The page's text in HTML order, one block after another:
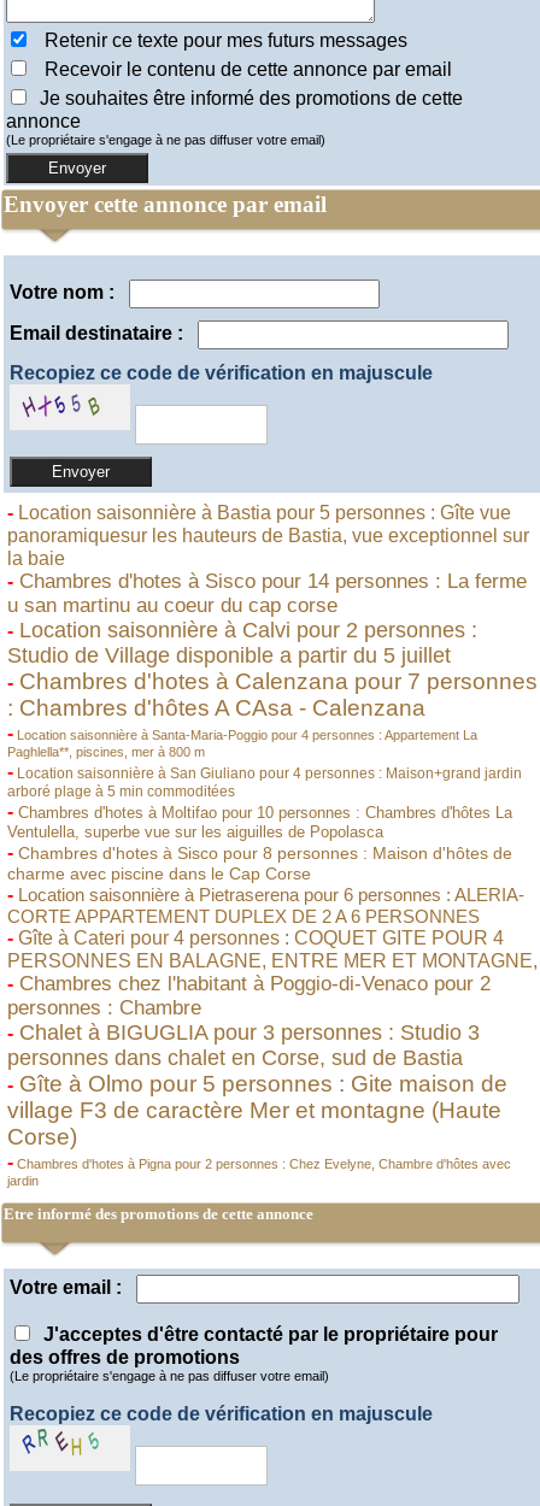
Retenir ce texte pour mes futurs messages
Recevoir le contenu de cette annonce par email
Je souhaites être informé des promotions de cette
annonce
(Le propriétaire s'engage à ne pas diffuser votre email)
Envoyer cette annonce par email
Votre nom :
Email destinataire :
Recopiez ce code de vérification en majuscule
- Location saisonnière à Bastia pour 5 personnes : Gîte vue
panoramiquesur les hauteurs de Bastia, vue exceptionnel sur
la baie
- Chambres d'hotes à Sisco pour 14 personnes : La ferme
u san martinu au coeur du cap corse
- Location saisonnière à Calvi pour 2 personnes :
Studio de Village disponible a partir du 5 juillet
- Chambres d'hotes à Calenzana pour 7 personnes
: Chambres d'hôtes A CAsa - Calenzana
- Location saisonnière à Santa-Maria-Poggio pour 4 personnes : Appartement La
Paghlella**, piscines, mer à 800 m
- Location saisonnière à San Giuliano pour 4 personnes : Maison+grand jardin
arboré plage à 5 min commoditées
- Chambres d'hotes à Moltifao pour 10 personnes : Chambres d'hôtes La
Ventulella, superbe vue sur les aiguilles de Popolasca
- Chambres d'hotes à Sisco pour 8 personnes : Maison d'hôtes de
charme avec piscine dans le Cap Corse
- Location saisonnière à Pietraserena pour 6 personnes : ALERIA-
CORTE APPARTEMENT DUPLEX DE 2 A 6 PERSONNES
- Gîte à Cateri pour 4 personnes : COQUET GITE POUR 4
PERSONNES EN BALAGNE, ENTRE MER ET MONTAGNE,
- Chambres chez l'habitant à Poggio-di-Venaco pour 2
personnes : Chambre
- Chalet à BIGUGLIA pour 3 personnes : Studio 3
personnes dans chalet en Corse, sud de Bastia
- Gîte à Olmo pour 5 personnes : Gite maison de
village F3 de caractère Mer et montagne (Haute
Corse)
- Chambres d'hotes à Pigna pour 2 personnes : Chez Evelyne, Chambre d'hôtes avec
jardin
Etre informé des promotions de cette annonce
Votre email :
J'acceptes d'être contacté par le propriétaire pour
des offres de promotions
(Le propriétaire s'engage à ne pas diffuser votre email)
Recopiez ce code de vérification en majuscule